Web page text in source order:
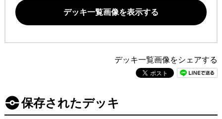
デッキ一覧画像を表示する
デッキ一覧画像をシェアする
保存されたデッキ